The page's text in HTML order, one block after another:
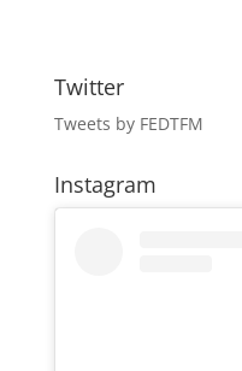
Twitter
Tweets by FEDTFM
Instagram